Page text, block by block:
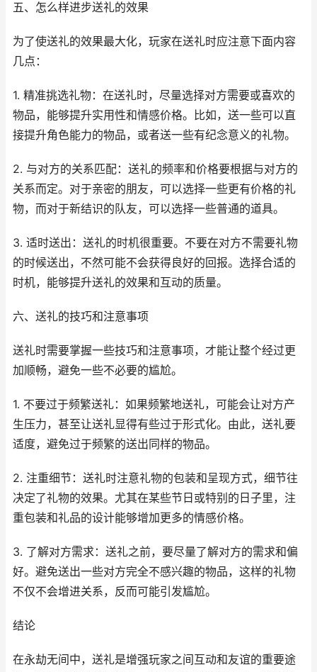
五、怎么样进步送礼的效果
为了使送礼的效果最大化，玩家在送礼时应注意下面内容
几点：
1. 精准挑选礼物：在送礼时，尽量选择对方需要或喜欢的
物品，能够提升实用性和情感价格。比如，送一些可以直
接提升角色能力的物品，或者送一些有纪念意义的礼物。
2. 与对方的关系匹配：送礼的频率和价格要根据与对方的
关系而定。对于亲密的朋友，可以选择一些更有价格的礼
物，而对于新结识的队友，可以选择一些普通的道具。
3. 适时送出：送礼的时机很重要。不要在对方不需要礼物
的时候送出，不然可能不会获得良好的回报。选择合适的
时机，能够提升送礼的效果和互动的质量。
六、送礼的技巧和注意事项
送礼时需要掌握一些技巧和注意事项，才能让整个经过更
加顺畅，避免一些不必要的尴尬。
1. 不要过于频繁送礼：如果频繁地送礼，可能会让对方产
生压力，甚至让送礼显得有些过于形式化。由此，送礼要
适度，避免过于频繁的送出同样的物品。
2. 注重细节：送礼时注意礼物的包装和呈现方式，细节往
决定了礼物的效果。尤其在某些节日或特别的日子里，注
重包装和礼品的设计能够增加更多的情感价格。
3. 了解对方需求：送礼之前，要尽量了解对方的需求和偏
好。避免送出一些对方完全不感兴趣的物品，这样的礼物
不仅不会增进关系，反而可能引发尴尬。
结论
在永劫无间中，送礼是增强玩家之间互动和友谊的重要途